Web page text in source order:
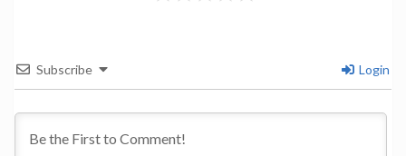
Subscribe Login